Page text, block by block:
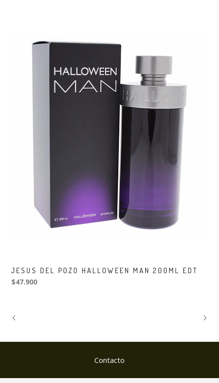
JESUS DEL POZO HALLOWEEN MAN 200ML EDT
$47.900
Contacto